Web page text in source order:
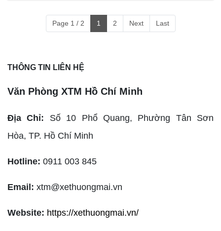
Page 1 / 2 1 2 Next Last
THÔNG TIN LIÊN HỆ
Văn Phòng XTM Hồ Chí Minh
Địa Chỉ: Số 10 Phổ Quang, Phường Tân Sơn
Hòa, TP. Hồ Chí Minh
Hotline: 0911 003 845
Email: xtm@xethuongmai.vn
Website: https://xethuongmai.vn/